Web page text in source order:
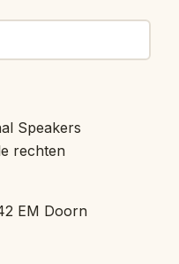
Speakers
rechten
EM Doorn